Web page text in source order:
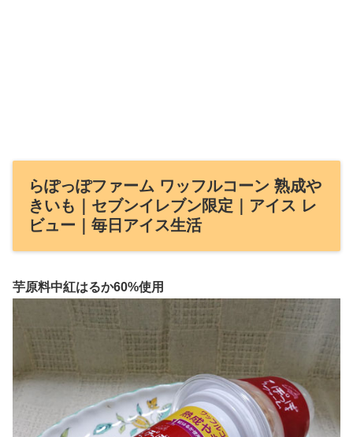
らぽっぽファーム ワッフルコーン 熟成や
きいも｜セブンイレブン限定｜アイス レ
ビュー｜毎日アイス生活
芋原料中紅はるか60%使用